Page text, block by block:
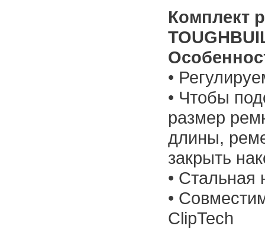
Комплект
•
• Чтобы
размер
длины,
закрыть
• Стальная
•
ClipTech